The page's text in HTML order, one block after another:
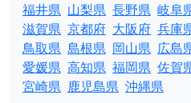
福井県 山梨県 長野県 岐阜
滋賀県 京都府 大阪府 兵庫
鳥取県 島根県 岡山県 広島
愛媛県 高知県 福岡県 佐賀
宮崎県 鹿児島県 沖縄県